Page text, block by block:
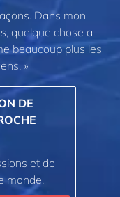
Dans mon
quelque chose a
beaucoup plus les
»
DE
et de
monde.